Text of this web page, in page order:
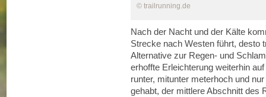
© trailrunning.de
Nach der Nacht und der Kälte
Strecke nach Westen führt, desto
Alternative zur Regen- und
erhoffte Erleichterung weiterhin
runter, mitunter meterhoch und
gehabt, der mittlere Abschnitt des